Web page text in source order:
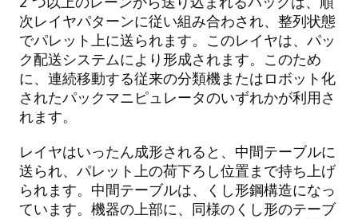
次レイヤパターンに従い組み合わされ、整列状態
でパレット上に送られます。このレイヤは、パッ
ク配送システムにより形成されます。このため
に、連続移動する従来の分類機またはロボット化
されたパックマニピュレータのいずれかが利用さ
れます。
レイヤはいったん成形されると、中間テーブルに
送られ、パレット上の荷下ろし位置まで持ち上げ
られます。中間テーブルは、くし形鋼構造になっ
ています。機器の上部に、同様のくし形のテーブ